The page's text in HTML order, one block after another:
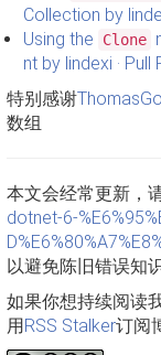
Collection by
Using the
Clone
nt by lindexi ·
特别感谢
数组
本文会经常更新，
dotnet-6-
以避免陈旧错误知
如果你想持续阅读
用 RSS Stalker订阅